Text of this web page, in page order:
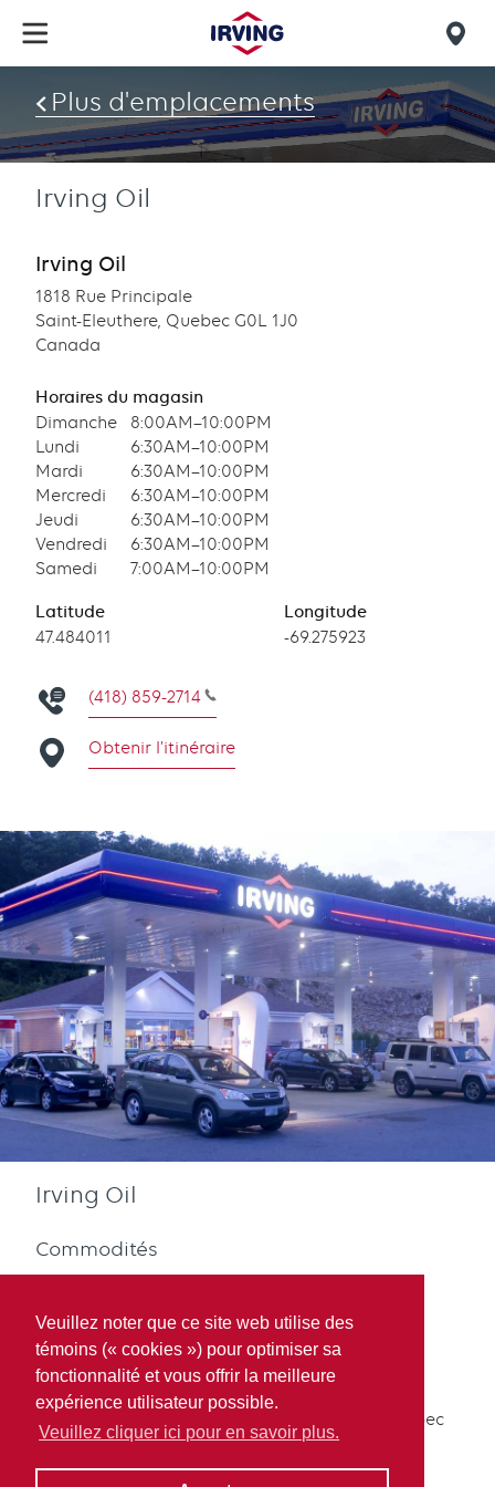
Veuillez noter que ce site web utilise des
témoins (« cookies ») pour optimiser sa
fonctionnalité et vous offrir la meilleure
expérience utilisateur possible.
Veuillez cliquer ici pour en savoir plus.
main
content
find
us
Plus d'emplacements
Irving Oil
Irving Oil
1818 Rue Principale
Saint-Eleuthere, Quebec G0L 1J0
Canada
Horaires du magasin
Dimanche
8:00AM–10:00PM
Lundi
6:30AM–10:00PM
Mardi
6:30AM–10:00PM
Mercredi
6:30AM–10:00PM
Jeudi
6:30AM–10:00PM
Vendredi
6:30AM–10:00PM
Samedi
7:00AM–10:00PM
Latitude
Latitude
47.484011
Longitude
Longitude
-69.275923
(418) 859-2714
Obtenir l’itinéraire
Irving Oil
Commodités
Récompenses Québec